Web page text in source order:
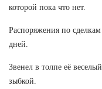
которой пока что нет.
Распоряжения по
дней.
Звенел в толпе её
зыбкой.